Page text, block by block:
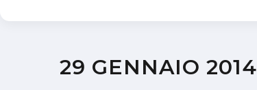
29 GENNAIO 2014